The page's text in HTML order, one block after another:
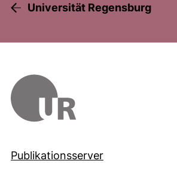
Universität Regensburg
Publikationsserver